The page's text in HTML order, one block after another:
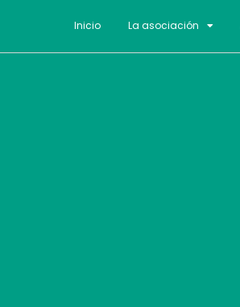
Inicio La asociación